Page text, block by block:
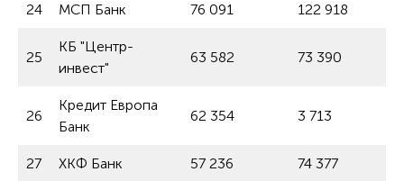
24 МСП Банк 76 091 122 918
25
КБ "Центр-
инвест"
63 582 73 390
26
Кредит Европа
Банк
62 354 3 713
27 ХКФ Банк 57 236 74 377